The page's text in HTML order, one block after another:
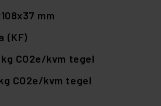
mm
(KF)
CO2e/kvm tegel
CO2e/kvm tegel